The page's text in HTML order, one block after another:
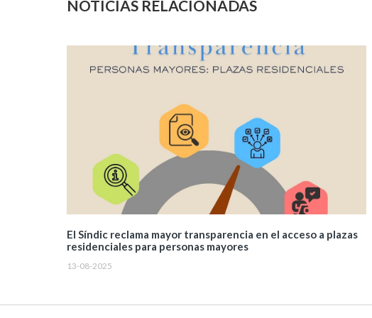
NOTICIAS RELACIONADAS
El Síndic reclama mayor transparencia en el acceso a plazas
residenciales para personas mayores
13-08-2025